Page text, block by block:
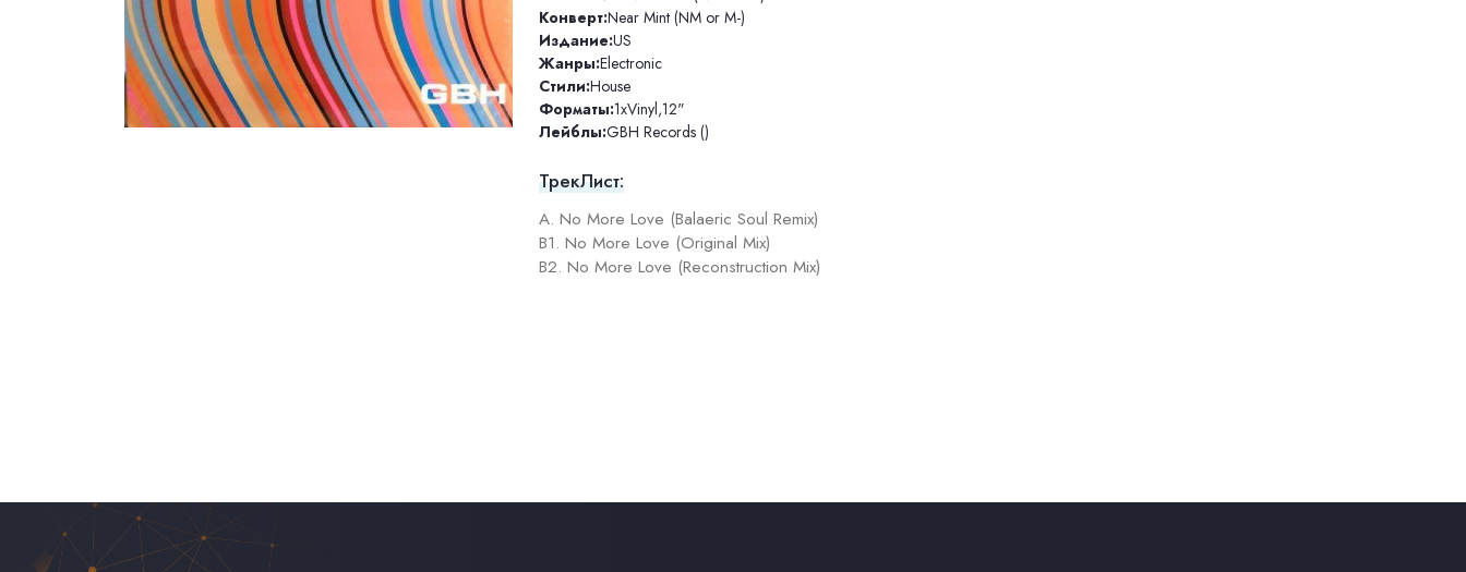
Конверт:Near Mint (NM or M-)
Издание:US
Жанры:Electronic
Стили:House
Форматы:1xVinyl,12"
Лейблы:GBH Records ()
ТрекЛист:
A. No More Love (Balaeric Soul Remix)
B1. No More Love (Original Mix)
B2. No More Love (Reconstruction Mix)